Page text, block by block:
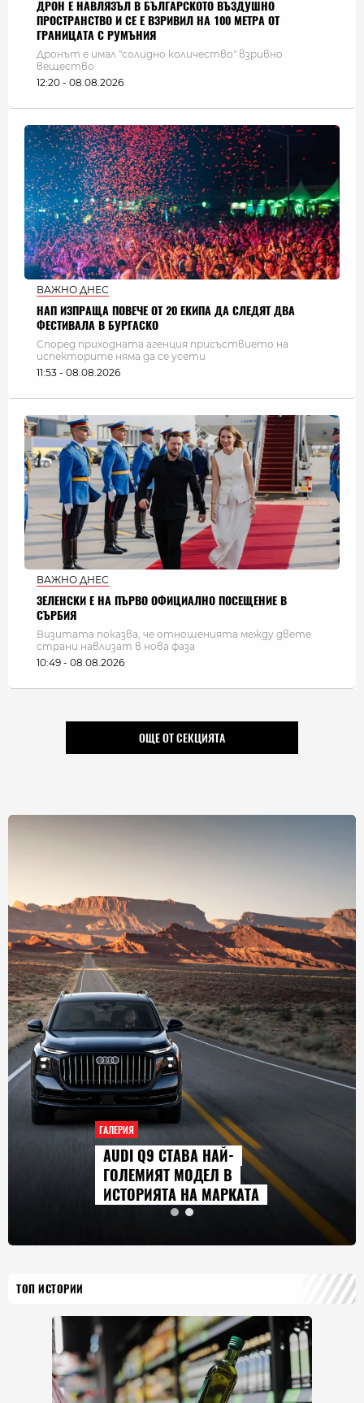
ДРОН Е НАВЛЯЗЪЛ В БЪЛГАРСКОТО ВЪЗДУШНО
ПРОСТРАНСТВО И СЕ Е ВЗРИВИЛ НА 100 МЕТРА ОТ
ГРАНИЦАТА С РУМЪНИЯ
Дронът е имал "солидно количество" взривно
вещество
12:20 - 08.08.2026
ВАЖНО ДНЕС
НАП ИЗПРАЩА ПОВЕЧЕ ОТ 20 ЕКИПА ДА СЛЕДЯТ ДВА
ФЕСТИВАЛА В БУРГАСКО
Според приходната агенция присъствието на
испекторите няма да се усети
11:53 - 08.08.2026
ВАЖНО ДНЕС
ЗЕЛЕНСКИ Е НА ПЪРВО ОФИЦИАЛНО ПОСЕЩЕНИЕ В
СЪРБИЯ
Визитата показва, че отношенията между двете
страни навлизат в нова фаза
10:49 - 08.08.2026
ОЩЕ ОТ СЕКЦИЯТА
Q9 СТАВА НАЙ-
МОДЕЛ В
НА МАРКАТА
ТОП ИСТОРИИ